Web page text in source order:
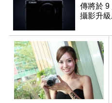
傳將於 9
攝影升